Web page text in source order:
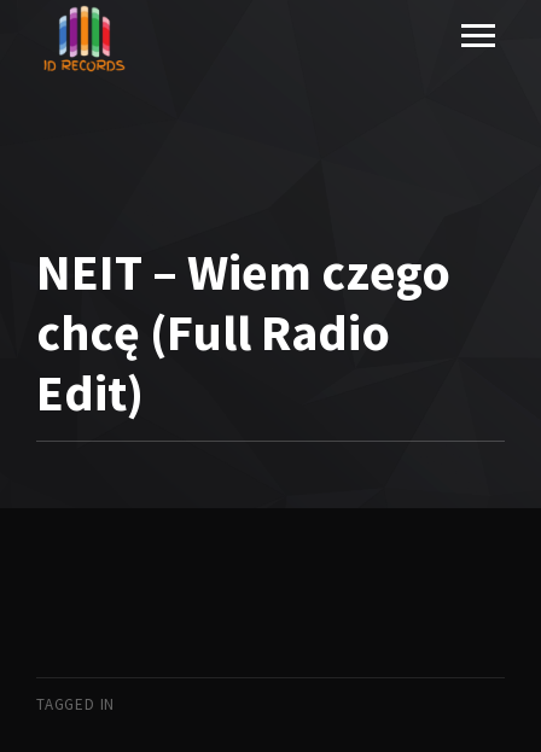
NEIT – Wiem czego
chcę (Full Radio
Edit)
TAGGED IN